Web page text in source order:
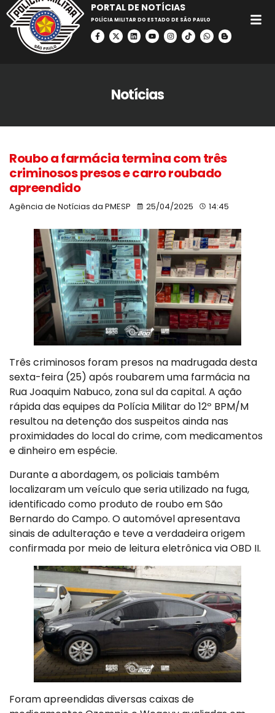
PORTAL DE NOTÍCIAS
POLÍCIA MILITAR DO ESTADO DE SÃO PAULO
Notícias
Roubo a farmácia termina com três
criminosos presos e carro roubado
apreendido
Agência de Notícias da PMESP 25/04/2025 14:45
Três criminosos foram presos na madrugada desta
sexta-feira (25) após roubarem uma farmácia na
Rua Joaquim Nabuco, zona sul da capital. A ação
rápida das equipes da Polícia Militar do 12º BPM/M
resultou na detenção dos suspeitos ainda nas
proximidades do local do crime, com medicamentos
e dinheiro em espécie.
Durante a abordagem, os policiais também
localizaram um veículo que seria utilizado na fuga,
identificado como produto de roubo em São
Bernardo do Campo. O automóvel apresentava
sinais de adulteração e teve a verdadeira origem
confirmada por meio de leitura eletrônica via OBD II.
Foram apreendidas diversas caixas de